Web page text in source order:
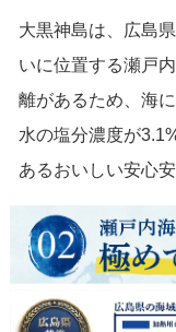
大黒神島は、広島
いに位置する瀬戸
離があるため、海
水の塩分濃度が
あるおいしい安心